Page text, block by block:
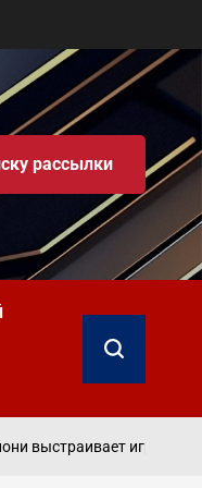
рассылки
Поиск
выстраивает игру